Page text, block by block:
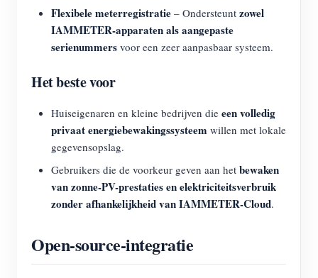
Flexibele meterregistratie – Ondersteunt zowel
IAMMETER-apparaten als aangepaste
serienummers voor een zeer aanpasbaar systeem.
Het beste voor
Huiseigenaren en kleine bedrijven die een volledig
privaat energiebewakingssysteem willen met lokale
gegevensopslag.
Gebruikers die de voorkeur geven aan het bewaken
van zonne-PV-prestaties en elektriciteitsverbruik
zonder afhankelijkheid van IAMMETER-Cloud.
Open-source-integratie